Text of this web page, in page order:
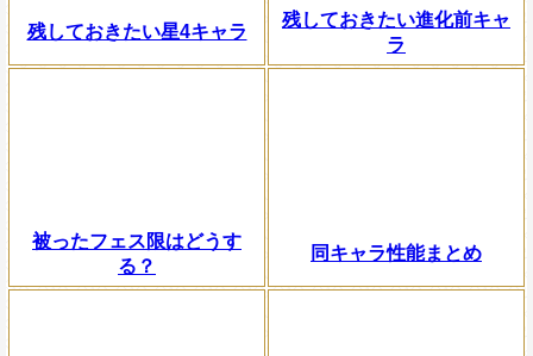
残しておきたい星4キャラ
残しておきたい進化前キャ
ラ
被ったフェス限はどうす
る？
同キャラ性能まとめ